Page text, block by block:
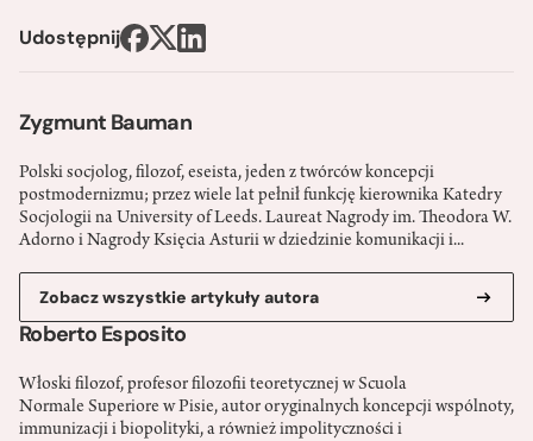
Zygmunt Bauman
Polski socjolog, filozof, eseista, jeden z twórców koncepcji
postmodernizmu; przez wiele lat pełnił funkcję kierownika Katedry
Socjologii na University of Leeds. Laureat Nagrody im. Theodora W.
Adorno i Nagrody Księcia Asturii w dziedzinie komunikacji i...
Zobacz wszystkie artykuły autora
Roberto Esposito
Włoski filozof, profesor filozofii teoretycznej w Scuola
Normale Superiore w Pisie, autor oryginalnych koncepcji wspólnoty,
immunizacji i biopolityki, a również impolityczności i
Udostępnij